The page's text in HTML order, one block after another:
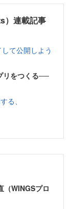
連載記事
て公開しよう
リをつくる──
る、
（WINGSプロ